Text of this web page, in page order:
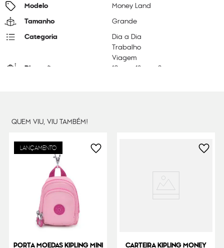
Modelo Money Land
Tamanho Grande
Categoria
Dia a Dia
Trabalho
Viagem
Dimensões 10 18 3
QUEM VIU, VIU TAMBÉM!
LANÇAMENTO
PORTA MOEDAS KIPLING MINI
CARTEIRA KIPLING MONEY